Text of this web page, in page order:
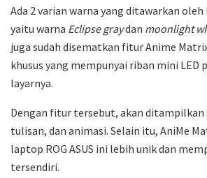
Ada 2 varian warna yang ditawarkan oleh
yaitu warna Eclipse graydan moonlight
juga sudah disematkan fitur Anime
khusus yang mempunyai riban mini LED
layarnya.
Dengan fitur tersebut, akan
tulisan, dan animasi. Selain itu, AniMe
laptop ROG ASUS ini lebih unik dan
tersendiri.